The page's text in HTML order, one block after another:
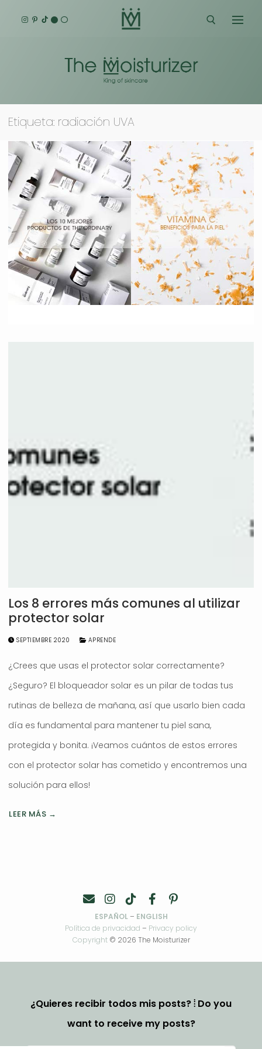
Buscar:
Etiqueta: radiación UVA
Los 8 errores más comunes al utilizar
protector solar
SEPTIEMBRE 2020 APRENDE
¿Crees que usas el protector solar correctamente?
¿Seguro? El bloqueador solar es un pilar de todas tus
rutinas de belleza de mañana, así que usarlo bien cada
día es fundamental para mantener tu piel sana,
protegida y bonita. ¡Veamos cuántos de estos errores
con el protector solar has cometido y encontremos una
solución para ellos!
LEER MÁS →
ESPAÑOL– ENGLISH
Política de privacidad – Privacy policy
Copyright© 2026 The Moisturizer
¿Quieres recibir todos mis posts? ⦙ Do you
want to receive my posts?